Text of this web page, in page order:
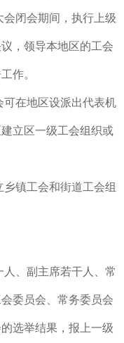
闭会期间，执行上级
，领导本地区的工会
作。
在地区设派出代表机
立区一级工会组织或
镇工会和街道工会组
、副主席若干人、常
委员会、常务委员会
选举结果，报上一级